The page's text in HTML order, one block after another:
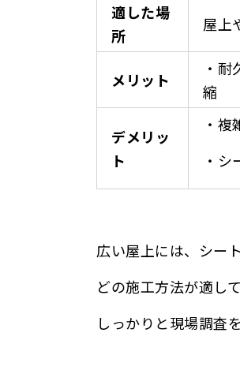
適した場
所
屋上
メリット
・
縮
デメリッ
ト
・
・
広い屋上には、シー
どの施工方法が適し
しっかりと現場調査